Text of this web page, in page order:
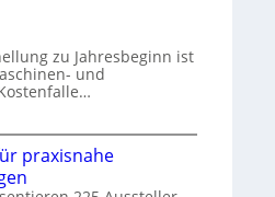
zu Jahresbeginn ist
und
praxisnahe